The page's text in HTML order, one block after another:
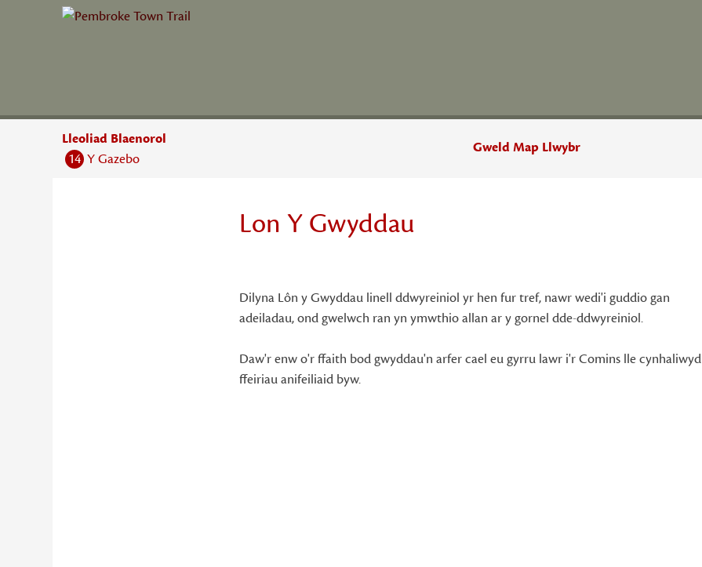
Lleoliad Blaenorol
14 Y Gazebo
Gweld Map Llwybr
Lon Y Gwyddau
Dilyna Lôn y Gwyddau linell ddwyreiniol yr hen fur tref, nawr wedi'i guddio gan
adeiladau, ond gwelwch ran yn ymwthio allan ar y gornel dde-ddwyreiniol.
Daw'r enw o'r ffaith bod gwyddau'n arfer cael eu gyrru lawr i'r Comins lle cynhaliwyd
ffeiriau anifeiliaid byw.